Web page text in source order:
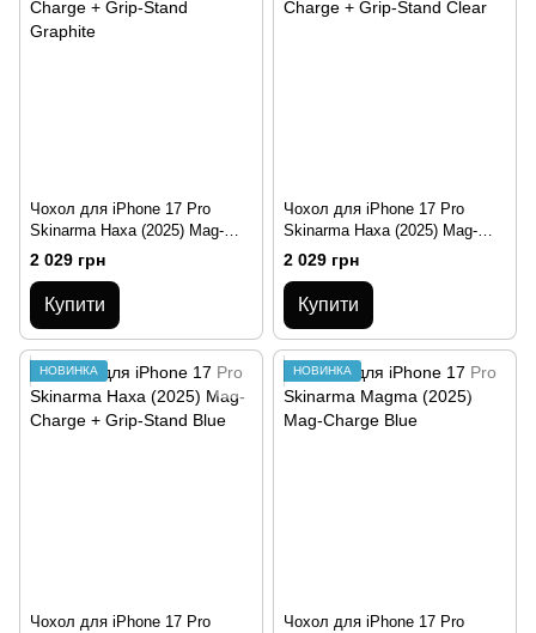
Чохол для iPhone 17 Pro
Skinarma Haxa (2025) Mag-
Charge + Grip-Stand Graphite
2 029 грн
Купити
Чохол для iPhone 17 Pro
Skinarma Haxa (2025) Mag-
Charge + Grip-Stand Clear
2 029 грн
Купити
НОВИНКА
Чохол для iPhone 17 Pro
НОВИНКА
Чохол для iPhone 17 Pro